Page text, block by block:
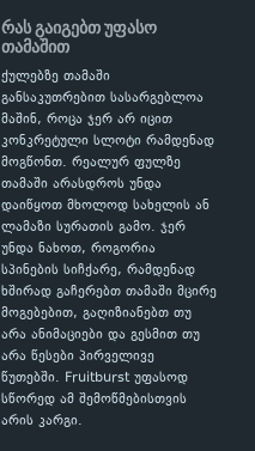
რას გაიგებთ უფასო
თამაშით
ქულებზე თამაში
განსაკუთრებით სასარგებლოა
მაშინ, როცა ჯერ არ იცით
კონკრეტული სლოტი რამდენად
მოგწონთ. რეალურ ფულზე
თამაში არასდროს უნდა
დაიწყოთ მხოლოდ სახელის ან
ლამაზი სურათის გამო. ჯერ
უნდა ნახოთ, როგორია
სპინების სიჩქარე, რამდენად
ხშირად გაჩერებთ თამაში მცირე
მოგებებით, გაღიზიანებთ თუ
არა ანიმაციები და გესმით თუ
არა წესები პირველივე
წუთებში. Fruitburst უფასოდ
სწორედ ამ შემოწმებისთვის
არის კარგი.